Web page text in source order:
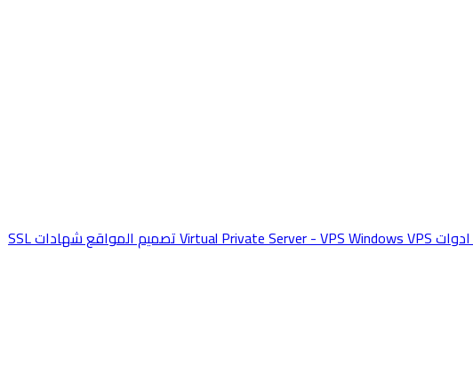
Virtual Private Server - VPSWindows VPS تصميم المواقعشهادات SSL